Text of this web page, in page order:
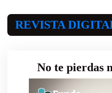
REVISTA
No te pierdas